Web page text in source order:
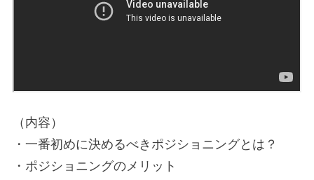
（内容）
・一番初めに決めるべきポジショニングとは？
・ポジショニングのメリット